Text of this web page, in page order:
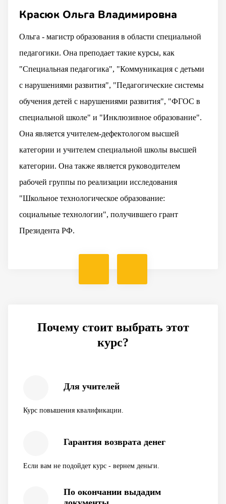
Красюк Ольга Владимировна
Ольга - магистр образования в области специальной
педагогики. Она преподает такие курсы, как
"Специальная педагогика", "Коммуникация с детьми
с нарушениями развития", "Педагогические системы
обучения детей с нарушениями развития", "ФГОС в
специальной школе" и "Инклюзивное образование".
Она является учителем-дефектологом высшей
категории и учителем специальной школы высшей
категории. Она также является руководителем
рабочей группы по реализации исследования
"Школьное технологическое образование:
социальные технологии", получившего грант
Президента РФ.
Почему стоит выбрать этот
курс?
Для учителей
Курс повышения квалификации.
Гарантия возврата денег
Если вам не подойдет курс - вернем деньги.
По окончании выдадим